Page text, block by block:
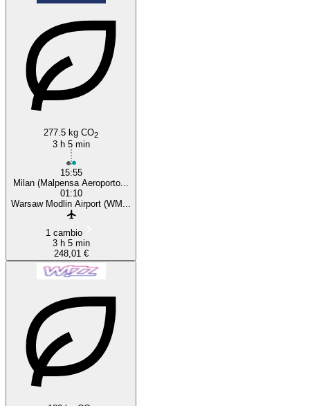
277.5 kg CO2
3 h 5 min
15:55
Milan (Malpensa Aeroporto...
01:10
Warsaw Modlin Airport (WM...
1 cambio
3 h 5 min
248,01 €